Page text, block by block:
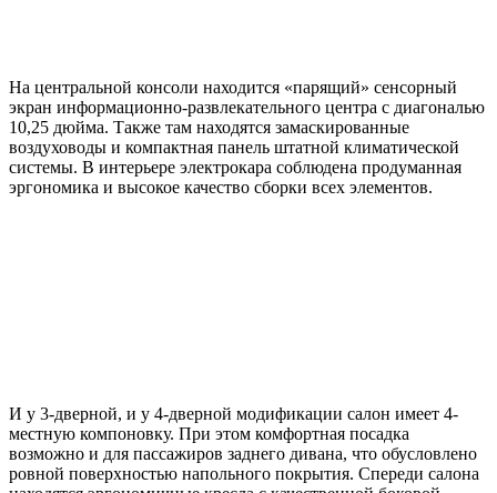
На центральной консоли находится «парящий» сенсорный
экран информационно-развлекательного центра с диагональю
10,25 дюйма. Также там находятся замаскированные
воздуховоды и компактная панель штатной климатической
системы. В интерьере электрокара соблюдена продуманная
эргономика и высокое качество сборки всех элементов.
И у 3-дверной, и у 4-дверной модификации салон имеет 4-
местную компоновку. При этом комфортная посадка
возможно и для пассажиров заднего дивана, что обусловлено
ровной поверхностью напольного покрытия. Спереди салона